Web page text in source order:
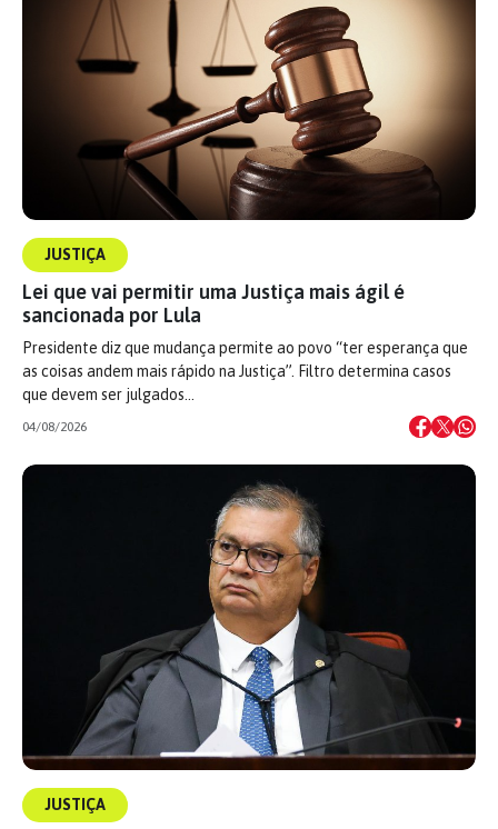
JUSTIÇA
Lei que vai permitir uma Justiça mais ágil é
sancionada por Lula
Presidente diz que mudança permite ao povo “ter esperança que
as coisas andem mais rápido na Justiça”. Filtro determina casos
que devem ser julgados…
04/08/2026
JUSTIÇA